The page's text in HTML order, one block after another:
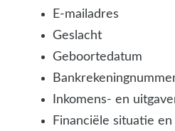
E-mailadres
Geslacht
Geboortedatum
Inkomens- en
Financiële situatie